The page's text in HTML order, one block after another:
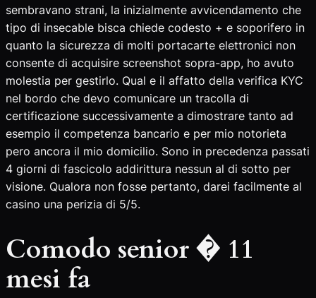
sembravano strani, la inizialmente avvicendamento che
tipo di insecable bisca chiede codesto + e soporifero in
quanto la sicurezza di molti portacarte elettronici non
consente di acquisire screenshot sopra-app, ho avuto
molestia per gestirlo. Qual e il affatto della verifica KYC
nel bordo che devo comunicare un tracolla di
certificazione successivamente a dimostrare tanto ad
esempio il competenza bancario e per mio notorieta
pero ancora il mio domicilio. Sono in precedenza passati
4 giorni di fascicolo addirittura nessun al di sotto per
visione. Qualora non fosse pertanto, darei facilmente al
casino una perizia di 5/5.
Comodo senior � 11
mesi fa